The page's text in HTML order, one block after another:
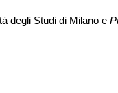
degli Studi di Milano e